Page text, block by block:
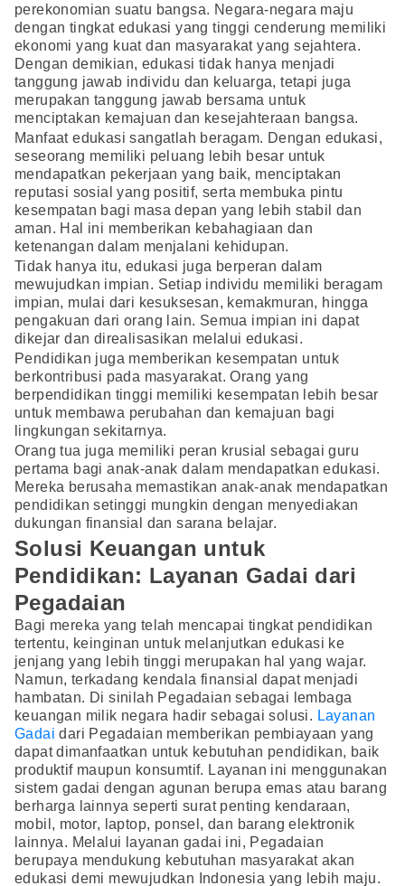
perekonomian suatu bangsa. Negara-negara maju
dengan tingkat edukasi yang tinggi cenderung memiliki
ekonomi yang kuat dan masyarakat yang sejahtera.
Dengan demikian, edukasi tidak hanya menjadi
tanggung jawab individu dan keluarga, tetapi juga
merupakan tanggung jawab bersama untuk
menciptakan kemajuan dan kesejahteraan bangsa.
Manfaat edukasi sangatlah beragam. Dengan edukasi,
seseorang memiliki peluang lebih besar untuk
mendapatkan pekerjaan yang baik, menciptakan
reputasi sosial yang positif, serta membuka pintu
kesempatan bagi masa depan yang lebih stabil dan
aman. Hal ini memberikan kebahagiaan dan
ketenangan dalam menjalani kehidupan.
Tidak hanya itu, edukasi juga berperan dalam
mewujudkan impian. Setiap individu memiliki beragam
impian, mulai dari kesuksesan, kemakmuran, hingga
pengakuan dari orang lain. Semua impian ini dapat
dikejar dan direalisasikan melalui edukasi.
Pendidikan juga memberikan kesempatan untuk
berkontribusi pada masyarakat. Orang yang
berpendidikan tinggi memiliki kesempatan lebih besar
untuk membawa perubahan dan kemajuan bagi
lingkungan sekitarnya.
Orang tua juga memiliki peran krusial sebagai guru
pertama bagi anak-anak dalam mendapatkan edukasi.
Mereka berusaha memastikan anak-anak mendapatkan
pendidikan setinggi mungkin dengan menyediakan
dukungan finansial dan sarana belajar.
Solusi Keuangan untuk
Pendidikan: Layanan Gadai dari
Pegadaian
Bagi mereka yang telah mencapai tingkat pendidikan
tertentu, keinginan untuk melanjutkan edukasi ke
jenjang yang lebih tinggi merupakan hal yang wajar.
Namun, terkadang kendala finansial dapat menjadi
hambatan. Di sinilah Pegadaian sebagai lembaga
keuangan milik negara hadir sebagai solusi. Layanan
Gadai dari Pegadaian memberikan pembiayaan yang
dapat dimanfaatkan untuk kebutuhan pendidikan, baik
produktif maupun konsumtif. Layanan ini menggunakan
sistem gadai dengan agunan berupa emas atau barang
berharga lainnya seperti surat penting kendaraan,
mobil, motor, laptop, ponsel, dan barang elektronik
lainnya. Melalui layanan gadai ini, Pegadaian
berupaya mendukung kebutuhan masyarakat akan
edukasi demi mewujudkan Indonesia yang lebih maju.